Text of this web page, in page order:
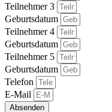
Teilnehmer 3
Geburtsdatum
Teilnehmer 4
Geburtsdatum
Teilnehmer 5
Geburtsdatum
Telefon
E-Mail
Absenden